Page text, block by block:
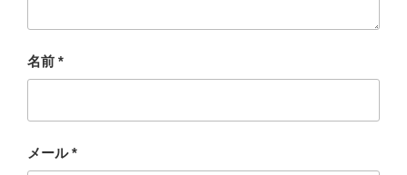
名前 *
メール*